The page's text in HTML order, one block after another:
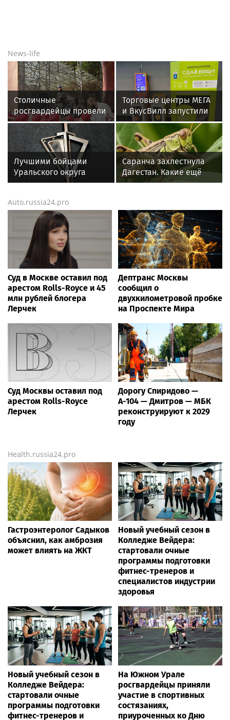
News-life
Столичные
росгвардейцы провели
патриотическое
занятие для детей на
Поклонной горе
Торговые центры МЕГА
и ВкусВилл запустили
совместный проект по
раздельному сбору
вторсырья
Лучшими бойцами
Уральского округа
Росгвардии стали
озерского соединения
по охране важных
государственных
объектов
Саранча захлестнула
Дагестан. Какие ещё
регионы России под
Auto.russia24.pro
Суд в Москве оставил под
арестом Rolls-Royce и 45
млн рублей блогера
Лерчек
Дептранс Москвы
сообщил о
двухкилометровой пробке
на Проспекте Мира
Суд Москвы оставил под
арестом Rolls-Royce
Лерчек
Дорогу Спиридово —
А-104 — Дмитров — МБК
реконструируют к 2029
году
Health.russia24.pro
Гастроэнтеролог Садыков
объяснил, как амброзия
может влиять на ЖКТ
Новый учебный сезон в
Колледже Вейдера:
стартовали очные
программы подготовки
фитнес-тренеров и
специалистов индустрии
здоровья
Новый учебный сезон в
Колледже Вейдера:
стартовали очные
программы подготовки
фитнес-тренеров и
На Южном Урале
росгвардейцы приняли
участие в спортивных
состязаниях,
приуроченных ко Дню